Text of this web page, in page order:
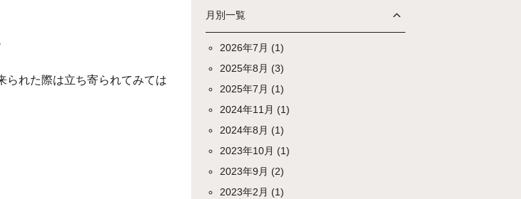
られた際は立ち寄られてみては
月別一覧
2026年7月 (1)
2025年8月 (3)
2025年7月 (1)
2024年11月 (1)
2024年8月 (1)
2023年10月 (1)
2023年9月 (2)
2023年2月 (1)